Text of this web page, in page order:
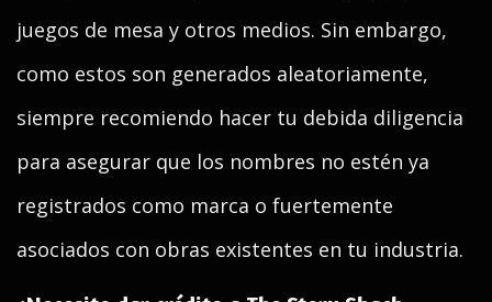
juegos de mesa y otros medios. Sin embargo,
como estos son generados aleatoriamente,
siempre recomiendo hacer tu debida diligencia
para asegurar que los nombres no estén ya
registrados como marca o fuertemente
asociados con obras existentes en tu industria.